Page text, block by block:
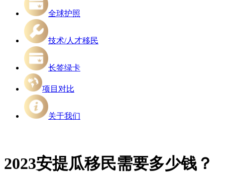
全球护照
技术/人才移民
长签绿卡
项目对比
关于我们
2023安提瓜移民需要多少钱？